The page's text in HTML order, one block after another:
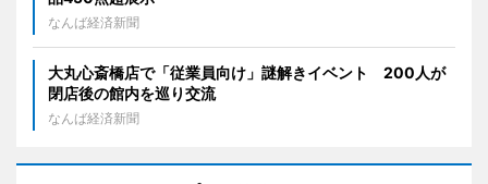
なんば経済新聞
大丸心斎橋店で「従業員向け」謎解きイベント 200人が
閉店後の館内を巡り交流
なんば経済新聞